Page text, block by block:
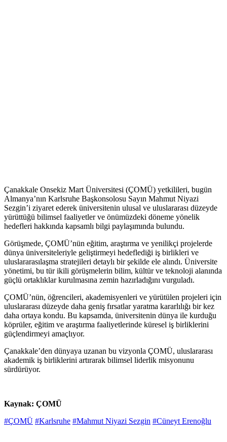
Çanakkale Onsekiz Mart Üniversitesi (ÇOMÜ) yetkilileri, bugün
Almanya’nın Karlsruhe Başkonsolosu Sayın Mahmut Niyazi
Sezgin’i ziyaret ederek üniversitenin ulusal ve uluslararası düzeyde
yürüttüğü bilimsel faaliyetler ve önümüzdeki döneme yönelik
hedefleri hakkında kapsamlı bilgi paylaşımında bulundu.
Görüşmede, ÇOMÜ’nün eğitim, araştırma ve yenilikçi projelerde
dünya üniversiteleriyle geliştirmeyi hedeflediği iş birlikleri ve
uluslararasılaşma stratejileri detaylı bir şekilde ele alındı. Üniversite
yönetimi, bu tür ikili görüşmelerin bilim, kültür ve teknoloji alanında
güçlü ortaklıklar kurulmasına zemin hazırladığını vurguladı.
ÇOMÜ’nün, öğrencileri, akademisyenleri ve yürütülen projeleri için
uluslararası düzeyde daha geniş fırsatlar yaratma kararlılığı bir kez
daha ortaya kondu. Bu kapsamda, üniversitenin dünya ile kurduğu
köprüler, eğitim ve araştırma faaliyetlerinde küresel iş birliklerini
güçlendirmeyi amaçlıyor.
Çanakkale’den dünyaya uzanan bu vizyonla ÇOMÜ, uluslararası
akademik iş birliklerini artırarak bilimsel liderlik misyonunu
sürdürüyor.
Kaynak: ÇOMÜ
#ÇOMÜ #Karlsruhe #Mahmut Niyazi Sezgin #Cüneyt Erenoğlu